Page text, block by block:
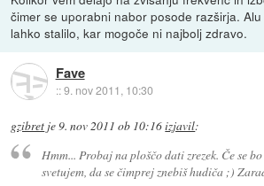
čimer se uporabni nabor posode razširja.
lahko stalilo, kar mogoče ni najbolj zdravo.
Fave
::9. nov 2011, 10:30
gzibret je9. nov 2011 ob 10:16izjavil:
Hmm... Probaj na ploščo dati zrezek. Če se
svetujem, da se čimprej znebiš hudiča ;)